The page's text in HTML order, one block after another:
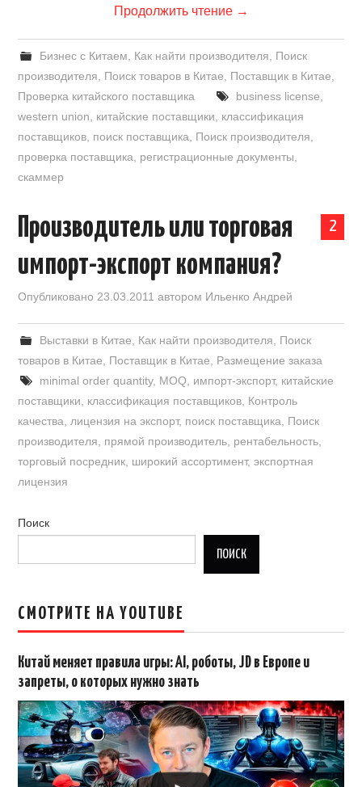
Продолжить чтение →
Бизнес с Китаем Как найти производителя
Поиск
производителя
Поиск товаров в Китае Поставщик в Китае
Проверка китайского поставщика
business license
western union
китайские поставщики
классификация
поставщиков поиск поставщика Поиск производителя
проверка поставщика
регистрационные документы
скаммер
2
Производитель или торговая
импорт-экспорт компания?
Опубликовано 23.03.2011 автором Ильенко Андрей
Выставки в Китае Как найти производителя
Поиск
товаров в Китае
Поставщик в Китае
Размещение заказа
minimal order quantity, MOQ импорт-экспорт, китайские
поставщики
классификация поставщиков Контроль
качества
лицензия на экспорт, поиск поставщика
Поиск
производителя
прямой производитель рентабельность
торговый посредник широкий ассортимент,экспортная
лицензия
Поиск
ПОИСК
СМОТРИТЕ НА YOUTUBE
Китай меняет правила игры: AI, роботы, JD в Европе и
запреты, о которых нужно знать